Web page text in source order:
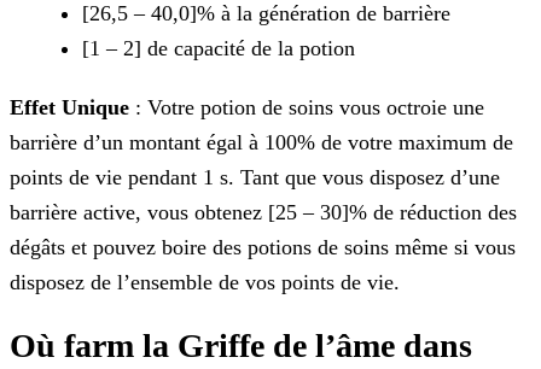
[26,5 – 40,0]% à la génération de barrière
[1 – 2] de capacité de la potion
Effet Unique : Votre potion de soins vous octroie une
barrière d’un montant égal à 100% de votre maximum de
points de vie pendant 1 s. Tant que vous disposez d’une
barrière active, vous obtenez [25 – 30]% de réduction des
dégâts et pouvez boire des potions de soins même si vous
disposez de l’ensemble de vos points de vie.
Où farm la Griffe de l’âme dans